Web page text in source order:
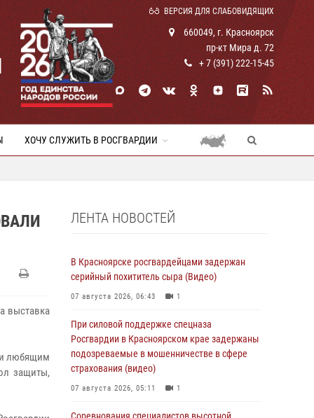
ВЕРСИЯ ДЛЯ СЛАБОВИДЯЩИХ
660049, г. Красноярск
пр-кт Мира д. 72
+ 7 (391) 222-15-45
ХОЧУ СЛУЖИТЬ В РОСГВАРДИИ
выставка
любящим
защиты,
ЛЕНТА НОВОСТЕЙ
В Красноярске росгвардейцами задержан
серийный похититель сыра (Видео)
07 августа 2026, 06:43 1
При силовой поддержке спецназа
Росгвардии в Красноярском крае задержаны
подозреваемые в мошенничестве в сфере
страхования (видео)
07 августа 2026, 05:11 1